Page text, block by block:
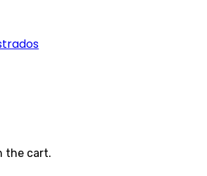
the cart.